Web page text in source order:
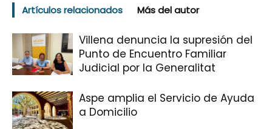
Artículos relacionados Más del autor
Villena denuncia la supresión del
Punto de Encuentro Familiar
Judicial por la Generalitat
Aspe amplia el Servicio de Ayuda
a Domicilio